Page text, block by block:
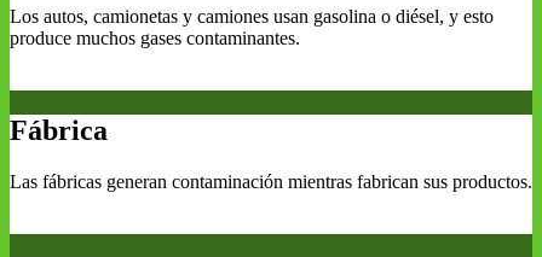
Los autos, camionetas y camiones usan gasolina o diésel, y esto
produce muchos gases contaminantes.
Fábrica
Las fábricas generan contaminación mientras fabrican sus productos.